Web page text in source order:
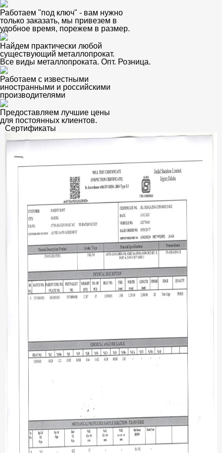
Работаем "под ключ" - вам нужно
только заказать, мы привезем в
удобное время, порежем в размер.
Найдем практически любой
существующий металлопрокат.
Все виды металлопроката. Опт. Розница.
Работаем с известными
иностранными и российскими
производителями
Предоставляем лучшие цены
для постоянных клиентов.
Сертификаты